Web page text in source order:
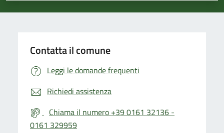
Contatta il comune
Leggi le domande frequenti
Richiedi assistenza
Chiama il numero +39 0161 32136 -
0161 329959